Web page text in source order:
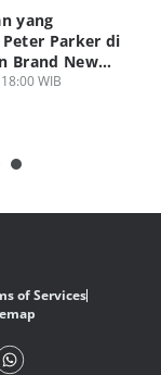
yang
Parker di
Brand New
WIB
of Services